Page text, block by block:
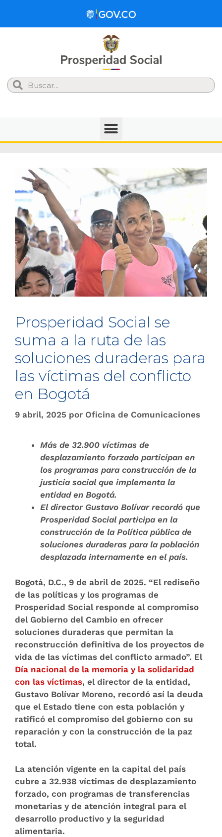
Search
Prosperidad Social se
suma a la ruta de las
soluciones duraderas para
las víctimas del conflicto
en Bogotá
9 abril, 2025 por Oficina de Comunicaciones
Más de 32.900 víctimas de
desplazamiento forzado participan en
los programas para construcción de la
justicia social que implementa la
entidad en Bogotá.
El director Gustavo Bolívar recordó que
Prosperidad Social participa en la
construcción de la Política pública de
soluciones duraderas para la población
desplazada internamente en el país.
Bogotá, D.C., 9 de abril de 2025. “El rediseño
de las políticas y los programas de
Prosperidad Social responde al compromiso
del Gobierno del Cambio en ofrecer
soluciones duraderas que permitan la
reconstrucción definitiva de los proyectos de
vida de las víctimas del conflicto armado”. El
Día nacional de la memoria y la solidaridad
con las víctimas, el director de la entidad,
Gustavo Bolívar Moreno, recordó así la deuda
que el Estado tiene con esta población y
ratificó el compromiso del gobierno con su
reparación y con la construcción de la paz
total.
La atención vigente en la capital del país
cubre a 32.938 víctimas de desplazamiento
forzado, con programas de transferencias
monetarias y de atención integral para el
desarrollo productivo y la seguridad
alimentaria.